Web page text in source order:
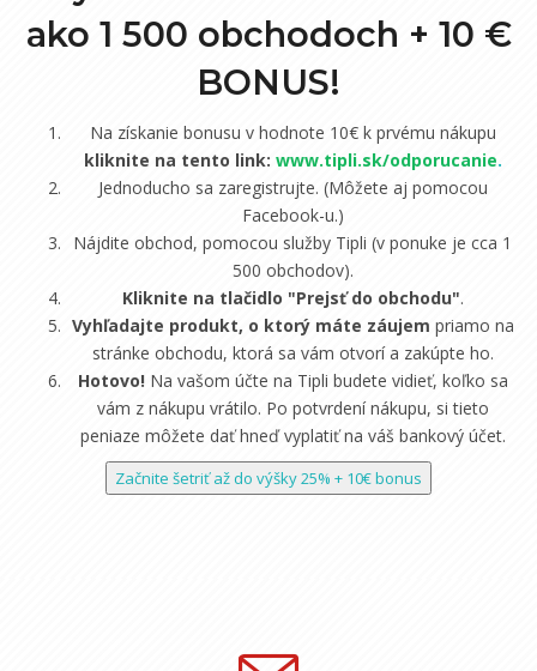
ako 1 500 obchodoch + 10 €
BONUS!
Na získanie bonusu v hodnote 10€ k prvému nákupu
kliknite na tento link: www.tipli.sk/odporucanie.
Jednoducho sa zaregistrujte. (Môžete aj pomocou
Facebook-u.)
Nájdite obchod, pomocou služby Tipli (v ponuke je cca 1
500 obchodov).
Kliknite na tlačidlo "Prejsť do obchodu".
Vyhľadajte produkt, o ktorý máte záujem priamo na
stránke obchodu, ktorá sa vám otvorí a zakúpte ho.
Hotovo! Na vašom účte na Tipli budete vidieť, koľko sa
vám z nákupu vrátilo. Po potvrdení nákupu, si tieto
peniaze môžete dať hneď vyplatiť na váš bankový účet.
Začnite šetriť až do výšky 25% + 10€ bonus